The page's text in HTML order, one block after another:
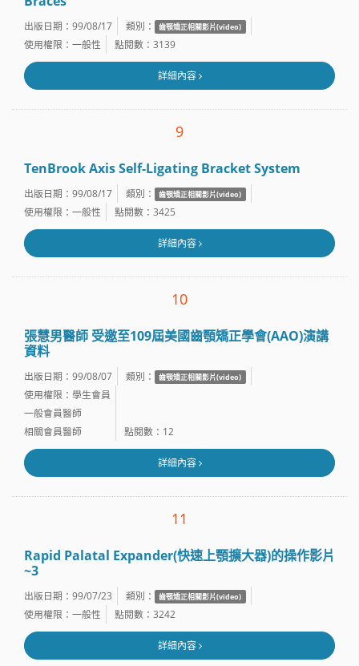
出版日期：99/08/17 類別： 齒顎矯正相關影片(video)
使用權限：一般性 點閱數：3139
詳細內容
9
TenBrook Axis Self-Ligating Bracket System
出版日期：99/08/17 類別： 齒顎矯正相關影片(video)
使用權限：一般性 點閱數：3425
詳細內容
10
張慧男醫師 受邀至109屆美國齒顎矯正學會(AAO)演講
資料
出版日期：99/08/07 類別： 齒顎矯正相關影片(video)
使用權限：學生會員
一般會員醫師
相關會員醫師
點閱數：12
詳細內容
11
Rapid Palatal Expander(快速上顎擴大器)的操作影片
~3
出版日期：99/07/23 類別： 齒顎矯正相關影片(video)
使用權限：一般性 點閱數：3242
詳細內容